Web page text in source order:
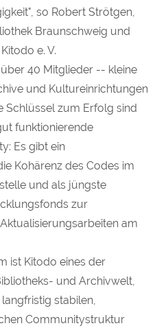
so Robert Strötgen,
Braunschweig und
e. V.
40 Mitglieder -- kleine
und Kultureinrichtungen
Schlüssel zum Erfolg sind
funktionierende
Es gibt ein
Kohärenz des Codes im
und als jüngste
zur
am
ist Kitodo eines der
und Archivwelt,
stabilen,
Communitystruktur